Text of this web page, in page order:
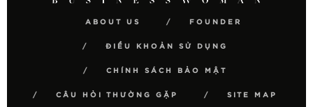
ABOUT US FOUNDER
ĐIỀU KHOẢN SỬ DỤNG
CHÍNH SÁCH BẢO MẬT
CÂU HỎI THƯỜNG GẶP SITE MAP